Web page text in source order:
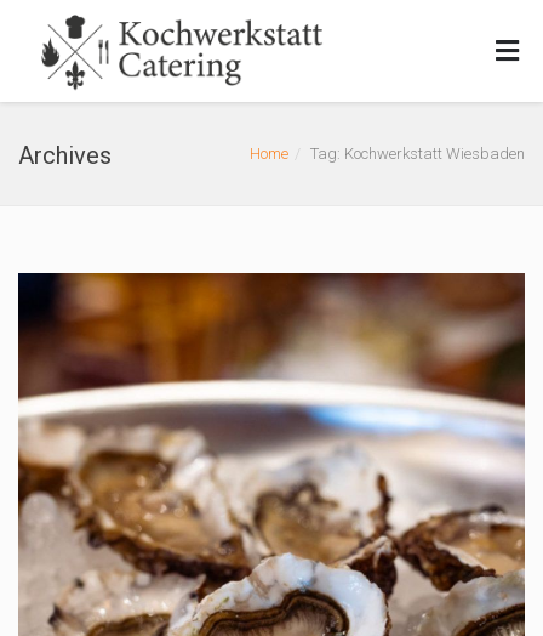
Archives Home Tag: Kochwerkstatt Wiesbaden